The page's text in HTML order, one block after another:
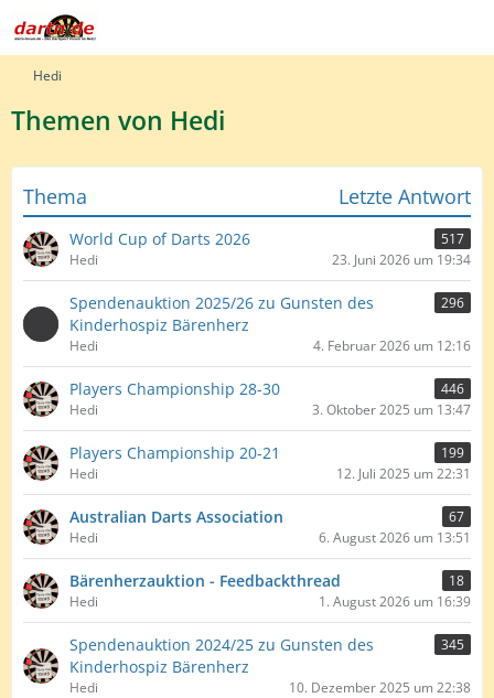
Hedi
Themen von Hedi
Thema Letzte Antwort
World Cup of Darts 2026
517
Hedi
23. Juni 2026 um 19:34
Spendenauktion 2025/26 zu Gunsten des
Kinderhospiz Bärenherz
296
Hedi 4. Februar 2026 um 12:16
Players Championship 28-30
446
Hedi
3. Oktober 2025 um 13:47
Players Championship 20-21
199
Hedi
12. Juli 2025 um 22:31
Australian Darts Association
67
Hedi
6. August 2026 um 13:51
Bärenherzauktion - Feedbackthread
18
Hedi
1. August 2026 um 16:39
Spendenauktion 2024/25 zu Gunsten des
Kinderhospiz Bärenherz
345
Hedi 10. Dezember 2025 um 22:38